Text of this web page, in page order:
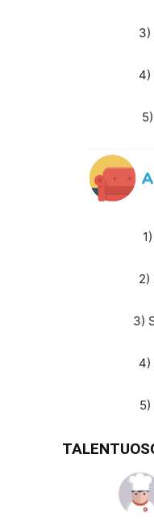
3)
4)
2)
3)
4)
5)